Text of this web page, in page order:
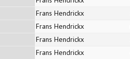
Frans Hendrickx
Frans Hendrickx
Frans Hendrickx
Frans Hendrickx